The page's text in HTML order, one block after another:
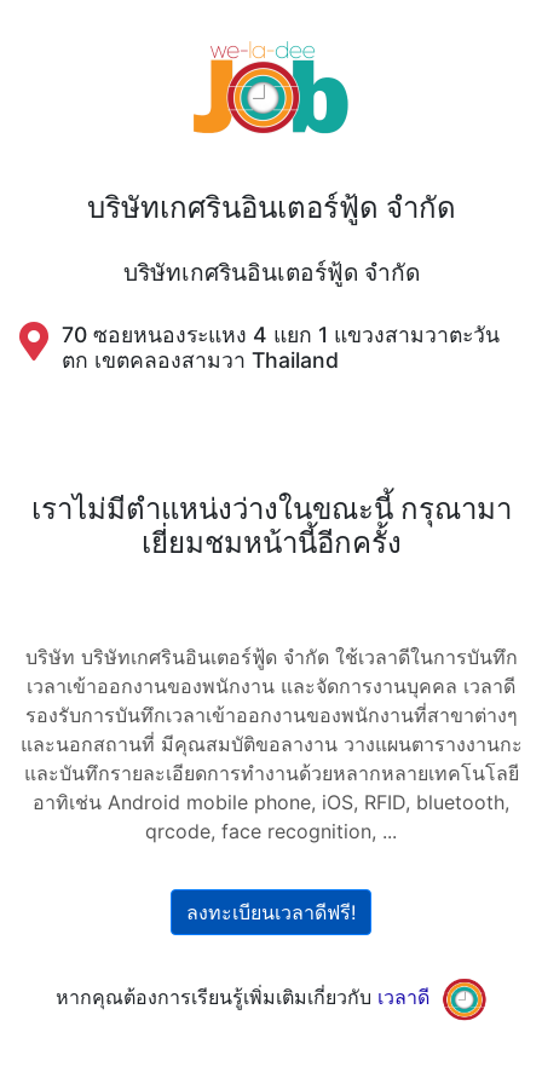
บริษัทเกศรินอินเตอร์ฟู้ด จำกัด
บริษัทเกศรินอินเตอร์ฟู้ด จำกัด
70 ซอยหนองระแหง 4 แยก 1 แขวงสามวาตะวัน
ตก เขตคลองสามวา Thailand
เราไม่มีตำแหน่งว่างในขณะนี้ กรุณามา
เยี่ยมชมหน้านี้อีกครั้ง
บริษัท บริษัทเกศรินอินเตอร์ฟู้ด จำกัด ใช้เวลาดีในการบันทึก
เวลาเข้าออกงานของพนักงาน และจัดการงานบุคคล เวลาดี
รองรับการบันทึกเวลาเข้าออกงานของพนักงานที่สาขาต่างๆ
และนอกสถานที่ มีคุณสมบัติขอลางาน วางแผนตารางงานกะ
และบันทึกรายละเอียดการทำงานด้วยหลากหลายเทคโนโลยี
อาทิเช่น Android mobile phone, iOS, RFID, bluetooth,
qrcode, face recognition, ...
ลงทะเบียนเวลาดีฟรี!
หากคุณต้องการเรียนรู้เพิ่มเติมเกี่ยวกับ เวลาดี